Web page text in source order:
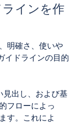
インを作
明確さ、使いや
イドラインの目的
見出し、および基
フローによっ
す。これによ